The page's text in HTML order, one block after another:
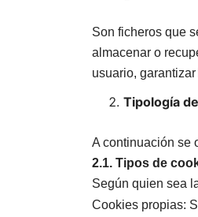
Son ficheros que
almacenar o
usuario,
Tipología
A continuación se
2.1. Tipos de
Según quien sea
Cookies propias: